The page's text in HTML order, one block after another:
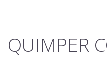
QUIMPER